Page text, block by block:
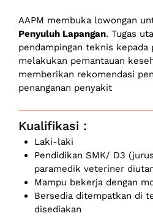
AAPM membuka lowongan
Penyuluh Lapangan. Tugas
pendampingan teknis kepada
melakukan pemantauan
memberikan rekomendasi
penanganan penyakit
Kualifikasi :
Laki-laki
⁠Pendidikan SMK/ D3
paramedik veteriner
Mampu bekerja dengan
Bersedia ditempatkan di
disediakan